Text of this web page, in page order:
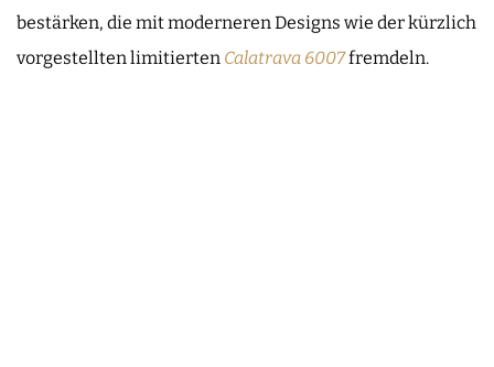
bestärken, die mit moderneren Designs wie der kürzlich
vorgestellten limitierten Calatrava 6007fremdeln.